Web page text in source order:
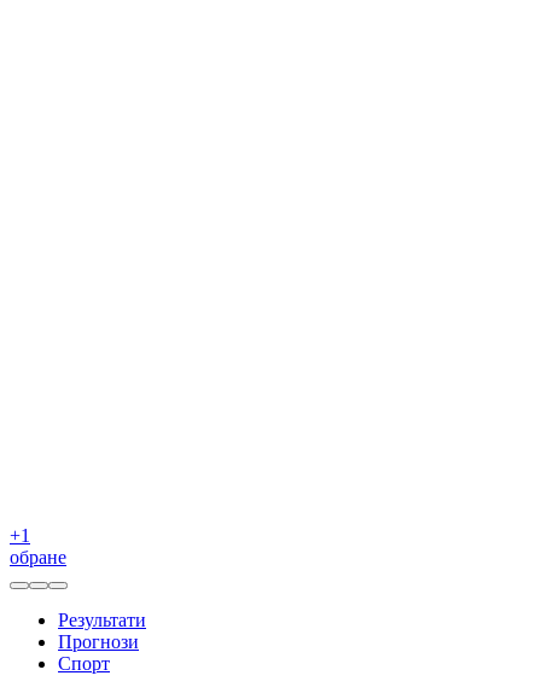
+1
обране
Результати
Прогнози
Спорт